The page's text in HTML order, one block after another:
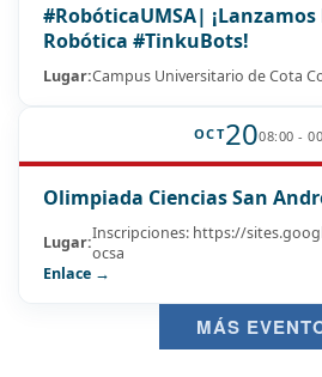
#RobóticaUMSA|
Robótica #TinkuBots!
Lugar:Campus Universitario de Cota
OCT2008:00 -
Olimpiada Ciencias San
Lugar:Inscripciones: https://
ocsa
Enlace →
MÁS